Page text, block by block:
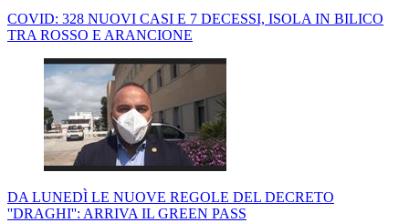
COVID: 328 NUOVI CASI E 7 DECESSI, ISOLA IN BILICO
TRA ROSSO E ARANCIONE
DA LUNEDÌ LE NUOVE REGOLE DEL DECRETO
''DRAGHI'': ARRIVA IL GREEN PASS